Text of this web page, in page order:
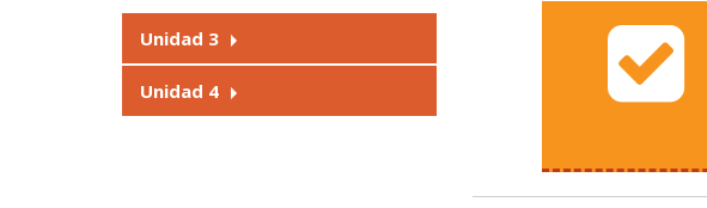
Unidad 3
Unidad 4